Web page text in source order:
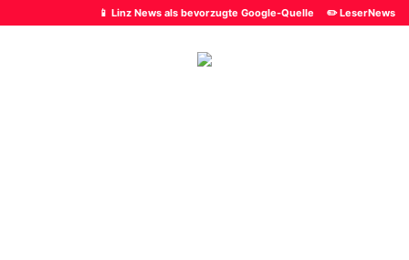
📱 Linz News als bevorzugte Google-Quelle ✏️ LeserNews